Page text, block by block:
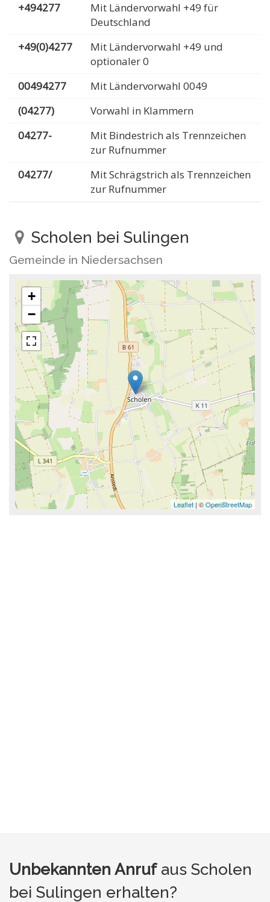
+494277
Mit Ländervorwahl +49 für
Deutschland
+49(0)4277
Mit Ländervorwahl +49 und
optionaler 0
00494277
Mit Ländervorwahl 0049
(04277)
Vorwahl in Klammern
04277-
Mit Bindestrich als Trennzeichen
zur Rufnummer
04277/
Mit Schrägstrich als Trennzeichen
zur Rufnummer
Scholen bei Sulingen
Gemeinde in Niedersachsen
+
−
Leaflet | ©OpenStreetMap
Unbekannten Anrufaus Scholen
bei Sulingen erhalten?